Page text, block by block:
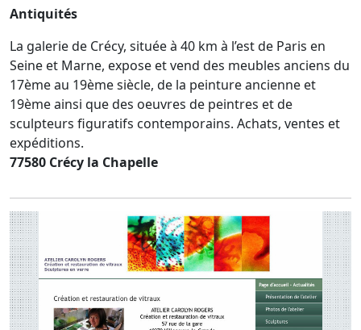
Antiquités
La galerie de Crécy, située à 40 km à l’est de Paris en
Seine et Marne, expose et vend des meubles anciens du
17ème au 19ème siècle, de la peinture ancienne et
19ème ainsi que des oeuvres de peintres et de
sculpteurs figuratifs contemporains. Achats, ventes et
expéditions.
77580 Crécy la Chapelle